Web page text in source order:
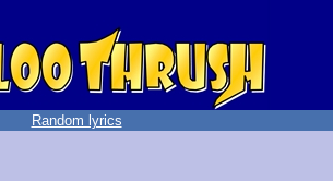
Random lyrics